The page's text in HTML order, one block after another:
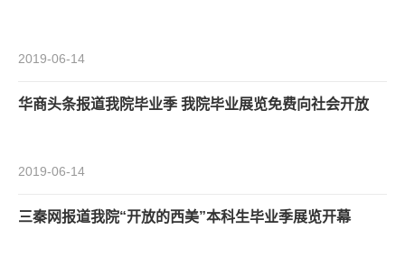
2019-06-14
华商头条报道我院毕业季 我院毕业展览免费向社会开放
2019-06-14
三秦网报道我院“开放的西美”本科生毕业季展览开幕